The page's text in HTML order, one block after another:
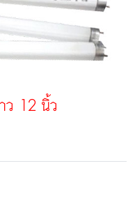
12 นิ้ว